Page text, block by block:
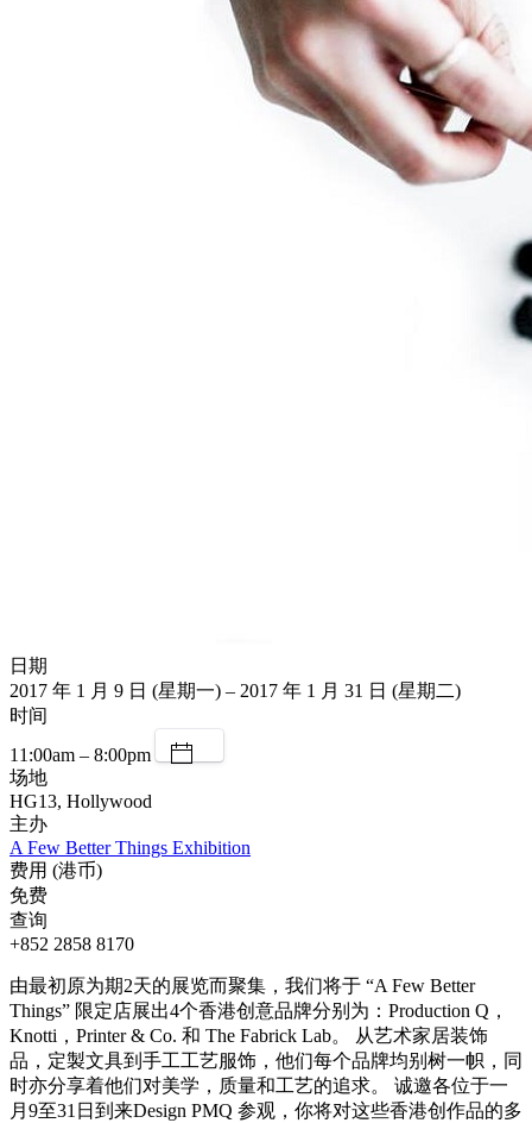
日期
2017 年 1 月 9 日 (星期一) – 2017 年 1 月 31 日 (星期二)
时间
11:00am – 8:00pm
场地
HG13, Hollywood
主办
A Few Better Things Exhibition
费用 (港币)
免费
查询
+852 2858 8170
由最初原为期2天的展览而聚集，我们将于 “A Few Better
Things” 限定店展出4个香港创意品牌分别为：Production Q，
Knotti，Printer & Co. 和 The Fabrick Lab。 从艺术家居装饰
品，定製文具到手工工艺服饰，他们每个品牌均别树一帜，同
时亦分享着他们对美学，质量和工艺的追求。 诚邀各位于一
月9至31日到来Design PMQ 参观，你将对这些香港创作品的多